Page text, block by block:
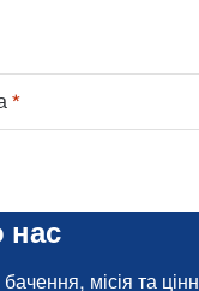
*
нас
місія та